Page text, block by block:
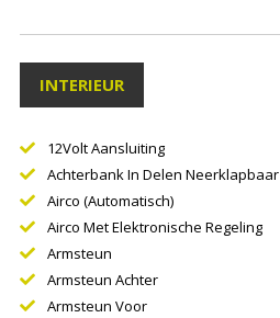
INTERIEUR
12Volt Aansluiting
Achterbank In Delen Neerklapbaar
Airco (automatisch)
Airco Met Elektronische Regeling
Armsteun
Armsteun Achter
Armsteun Voor